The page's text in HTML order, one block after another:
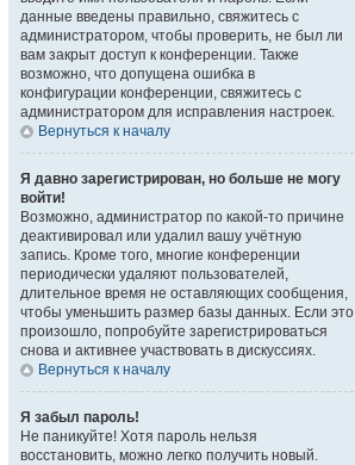
данные введены правильно, свяжитесь с
администратором, чтобы проверить, не был ли
вам закрыт доступ к конференции. Также
возможно, что допущена ошибка в
конфигурации конференции, свяжитесь с
администратором для исправления настроек.
Вернуться к началу
Я давно зарегистрирован, но больше не могу
войти!
Возможно, администратор по какой-то причине
деактивировал или удалил вашу учётную
запись. Кроме того, многие конференции
периодически удаляют пользователей,
длительное время не оставляющих сообщения,
чтобы уменьшить размер базы данных. Если это
произошло, попробуйте зарегистрироваться
снова и активнее участвовать в дискуссиях.
Вернуться к началу
Я забыл пароль!
Не паникуйте! Хотя пароль нельзя
восстановить, можно легко получить новый.